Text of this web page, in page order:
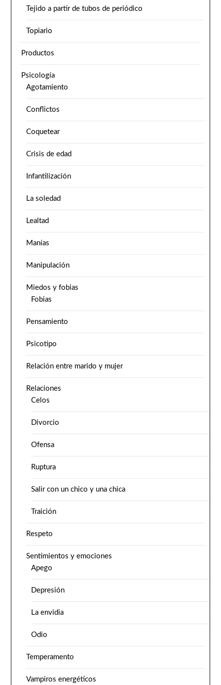
Tejido a partir de tubos de periódico
Topiario
Productos
Psicología
Agotamiento
Conflictos
Coquetear
Crisis de edad
Infantilización
La soledad
Lealtad
Manías
Manipulación
Miedos y fobias
Fobias
Pensamiento
Psicotipo
Relación entre marido y mujer
Relaciones
Celos
Divorcio
Ofensa
Ruptura
Salir con un chico y una chica
Traición
Respeto
Sentimientos y emociones
Apego
Depresión
La envidia
Odio
Temperamento
Vampiros energéticos